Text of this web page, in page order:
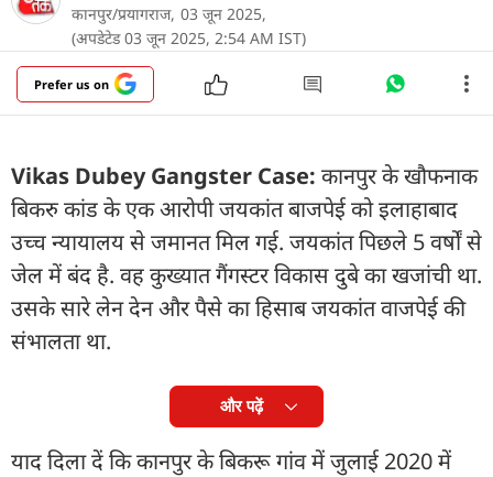
कानपुर/प्रयागराज, 03 जून 2025,
(अपडेटेड 03 जून 2025, 2:54 AM IST)
Prefer us on
Vikas Dubey Gangster Case: कानपुर के खौफनाक
बिकरु कांड के एक आरोपी जयकांत बाजपेई को इलाहाबाद
उच्च न्यायालय से जमानत मिल गई. जयकांत पिछले 5 वर्षों से
जेल में बंद है. वह कुख्यात गैंगस्टर विकास दुबे का खजांची था.
उसके सारे लेन देन और पैसे का हिसाब जयकांत वाजपेई की
संभालता था.
और पढ़ें
याद दिला दें कि कानपुर के बिकरू गांव में जुलाई 2020 में